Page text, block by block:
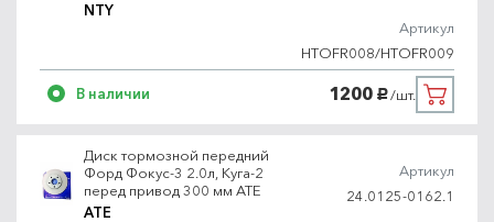
NTY
Артикул
HTOFR008/HTOFR009
В наличии 1200 руб./шт.
Диск тормозной передний
Форд Фокус-3 2.0л, Куга-2
перед привод 300 мм ATE
ATE
Артикул
24.0125-0162.1